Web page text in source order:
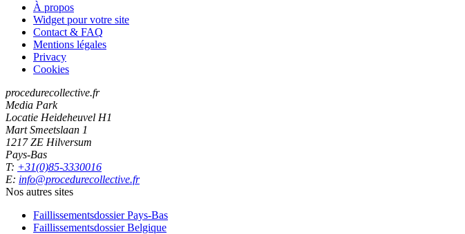
À propos
Widget pour votre site
Contact & FAQ
Mentions légales
Privacy
Cookies
procedurecollective.fr
Media Park
Locatie Heideheuvel H1
Mart Smeetslaan 1
1217 ZE Hilversum
Pays-Bas
T: +31(0)85-3330016
E: info@procedurecollective.fr
Nos autres sites
Faillissementsdossier Pays-Bas
Faillissementsdossier Belgique